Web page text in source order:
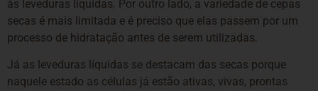
às leveduras líquidas. Por outro lado, a variedade de cepas
secas é mais limitada e é preciso que elas passem por um
processo de hidratação antes de serem utilizadas.
Já as leveduras líquidas se destacam das secas porque
naquele estado as células já estão ativas, vivas, prontas